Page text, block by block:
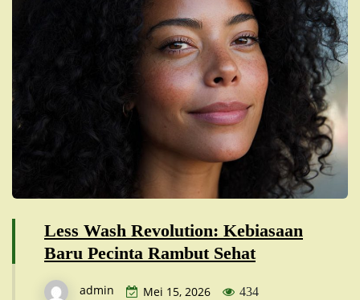
Less Wash Revolution: Kebiasaan
Baru Pecinta Rambut Sehat
admin Mei 15, 2026 434